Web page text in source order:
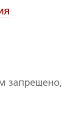
запрещено,